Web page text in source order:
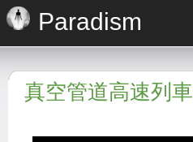
Paradism
真空管道高速列車